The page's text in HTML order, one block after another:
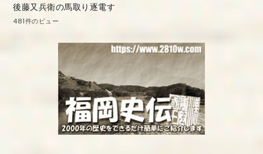
後藤又兵衛の馬取り逐電す
481件のビュー